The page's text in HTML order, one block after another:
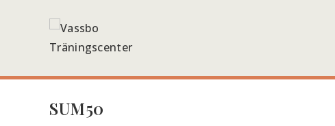
SUM50